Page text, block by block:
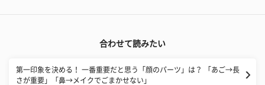
合わせて読みたい
第一印象を決める！ 一番重要だと思う「顔のパーツ」は？ 「あご→長
さが重要」「鼻→メイクでごまかせない」